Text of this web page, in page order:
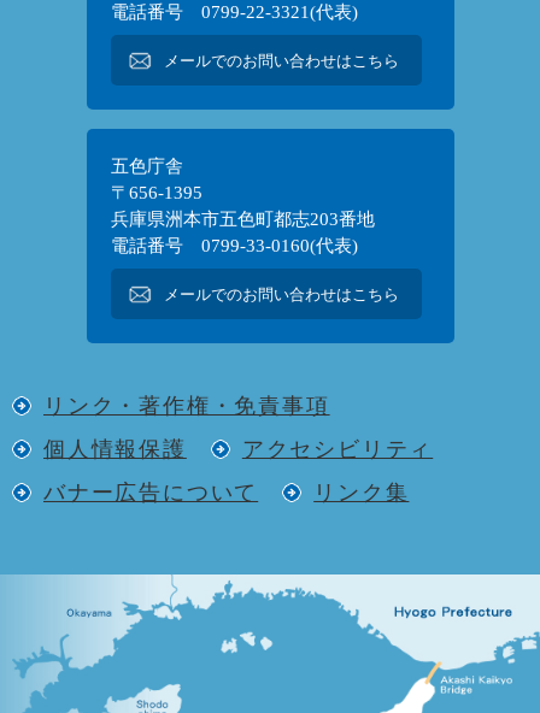
電話番号 0799-22-3321(代表)
メールでのお問い合わせはこちら
五色庁舎
〒656-1395
兵庫県洲本市五色町都志203番地
電話番号 0799-33-0160(代表)
メールでのお問い合わせはこちら
リンク・著作権・免責事項
個人情報保護
アクセシビリティ
バナー広告について
リンク集